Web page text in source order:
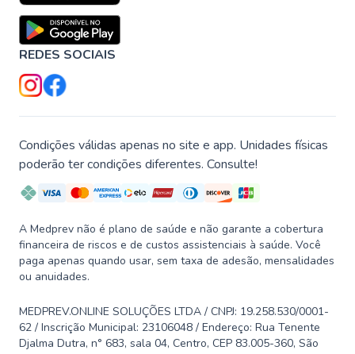
REDES SOCIAIS
Condições válidas apenas no site e app. Unidades físicas
poderão ter condições diferentes. Consulte!
A Medprev não é plano de saúde e não garante a cobertura
financeira de riscos e de custos assistenciais à saúde. Você
paga apenas quando usar, sem taxa de adesão, mensalidades
ou anuidades.
MEDPREV.ONLINE SOLUÇÕES LTDA / CNPJ: 19.258.530/0001-
62 / Inscrição Municipal: 23106048 / Endereço: Rua Tenente
Djalma Dutra, n° 683, sala 04, Centro, CEP 83.005-360, São